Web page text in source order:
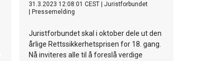
31.3.2023 12:08:01 CEST
Juristforbundet
Pressemelding
Juristforbundet skal i oktober dele ut den
årlige Rettssikkerhetsprisen for 18. gang.
Nå inviteres alle til å foreslå verdige